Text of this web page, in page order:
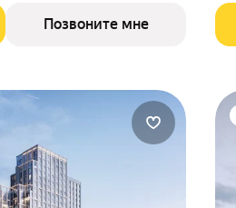
Позвоните мне